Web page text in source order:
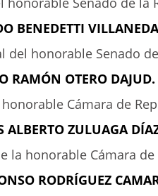
BENEDETTI
del honorable Senado
RAMÓN OTERO DAJUD.
Cámara de
ALBERTO ZULUAGA
la honorable Cámara
RODRÍGUEZ